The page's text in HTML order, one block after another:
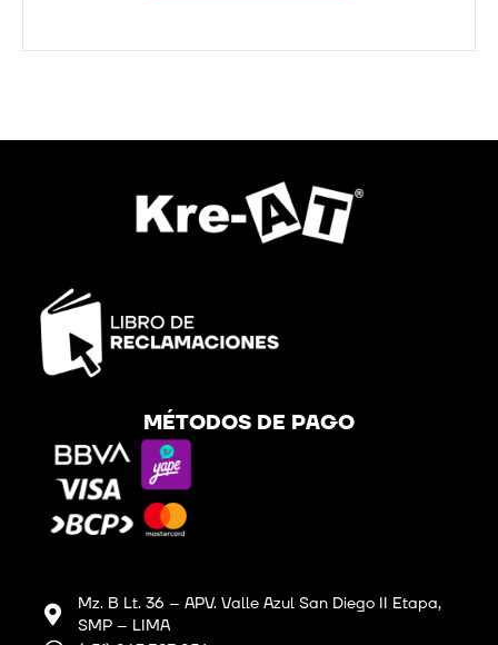
MÉTODOS DE PAGO
Mz. B Lt. 36 – APV. Valle Azul San Diego II Etapa,
SMP – LIMA